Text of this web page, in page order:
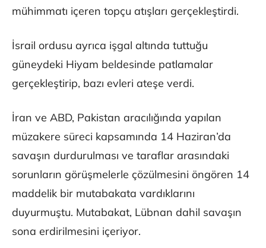
mühimmatı içeren topçu atışları gerçekleştirdi.
İsrail ordusu ayrıca işgal altında tuttuğu
güneydeki Hiyam beldesinde patlamalar
gerçekleştirip, bazı evleri ateşe verdi.
İran ve ABD, Pakistan aracılığında yapılan
müzakere süreci kapsamında 14 Haziran’da
savaşın durdurulması ve taraflar arasındaki
sorunların görüşmelerle çözülmesini öngören 14
maddelik bir mutabakata vardıklarını
duyurmuştu. Mutabakat, Lübnan dahil savaşın
sona erdirilmesini içeriyor.